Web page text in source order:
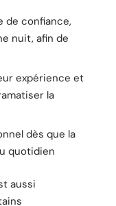
de confiance,
nuit, afin de
expérience et
la
dès que la
quotidien
aussi